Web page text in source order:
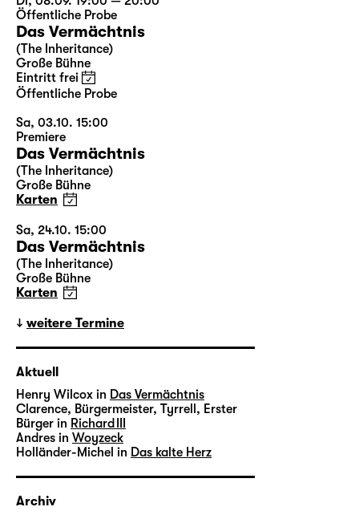
Öffentliche Probe
Das Vermächtnis
(The Inheritance)
Große Bühne
Eintritt frei
Öffentliche Probe
Sa, 03.10. 15:00
Premiere
Das Vermächtnis
(The Inheritance)
Große Bühne
Karten
Sa, 24.10. 15:00
Das Vermächtnis
(The Inheritance)
Große Bühne
Karten
weitere Termine
Aktuell
Henry Wilcox in Das Vermächtnis
Clarence, Bürgermeister, Tyrrell, Erster
Bürger in Richard III
Andres in Woyzeck
Holländer-Michel in Das kalte Herz
Archiv